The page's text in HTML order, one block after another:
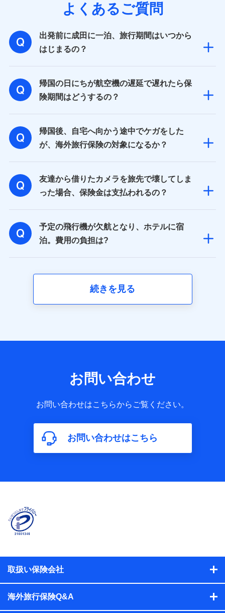
よくあるご質問
出発前に成田に一泊、旅行期間はいつから
はじまるの？
帰国の日にちが航空機の遅延で遅れたら保
険期間はどうするの？
帰国後、自宅へ向かう途中でケガをした
が、海外旅行保険の対象になるか？
友達から借りたカメラを旅先で壊してしま
った場合、保険金は支払われるの？
予定の飛行機が欠航となり、ホテルに宿
泊。費用の負担は?
続きを見る
お問い合わせ
お問い合わせはこちらからご覧ください。
お問い合わせはこちら
取扱い保険会社
海外旅行保険Q&A